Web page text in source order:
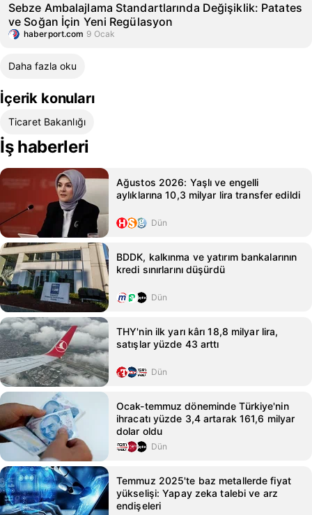
Sebze Ambalajlama Standartlarında Değişiklik: Patates
ve Soğan İçin Yeni Regülasyon
haberport.com 9 Ocak
Daha fazla oku
İçerik konuları
Ticaret Bakanlığı
İş haberleri
Ağustos 2026: Yaşlı ve engelli
aylıklarına 10,3 milyar lira transfer edildi
Dün
BDDK, kalkınma ve yatırım bankalarının
kredi sınırlarını düşürdü
Dün
THY'nin ilk yarı kârı 18,8 milyar lira,
satışlar yüzde 43 arttı
Dün
Ocak-temmuz döneminde Türkiye'nin
ihracatı yüzde 3,4 artarak 161,6 milyar
dolar oldu
Dün
Temmuz 2025'te baz metallerde fiyat
yükselişi: Yapay zeka talebi ve arz
endişeleri